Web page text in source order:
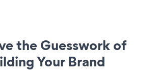
the Guesswork of
Your Brand